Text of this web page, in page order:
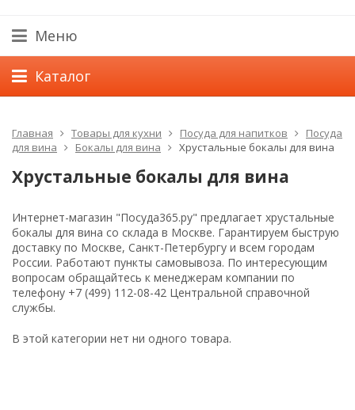
Меню
Каталог
Главная Товары для кухни Посуда для напитков
Посуда
для вина
Бокалы для вина Хрустальные бокалы для вина
Хрустальные бокалы для вина
Интернет-магазин "Посуда365.ру" предлагает хрустальные
бокалы для вина со склада в Москве. Гарантируем быструю
доставку по Москве, Санкт-Петербургу и всем городам
России. Работают пункты самовывоза. По интересующим
вопросам обращайтесь к менеджерам компании по
телефону +7 (499) 112-08-42 Центральной справочной
службы.
В этой категории нет ни одного товара.